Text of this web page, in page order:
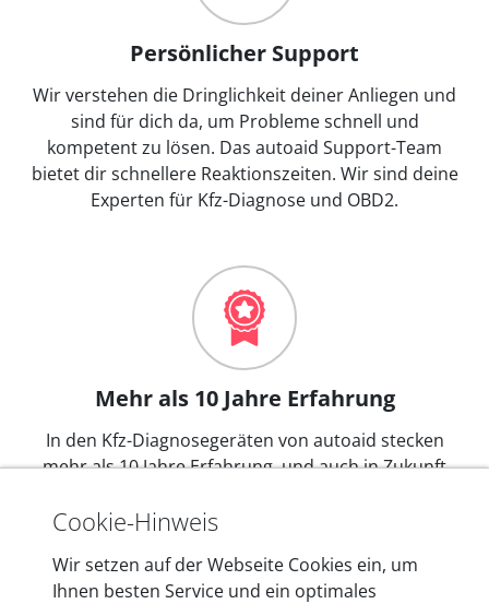
Persönlicher Support
Wir verstehen die Dringlichkeit deiner Anliegen und
sind für dich da, um Probleme schnell und
kompetent zu lösen. Das autoaid Support-Team
bietet dir schnellere Reaktionszeiten. Wir sind deine
Experten für Kfz-Diagnose und OBD2.
Mehr als 10 Jahre Erfahrung
In den Kfz-Diagnosegeräten von autoaid stecken
mehr als 10 Jahre Erfahrung, und auch in Zukunft
Berlin laufend weiter. Auf diese Qualität vertrauen
Unternehmen.
Cookie-Hinweis
Wir setzen auf der Webseite Cookies ein, um
Ihnen besten Service und ein optimales